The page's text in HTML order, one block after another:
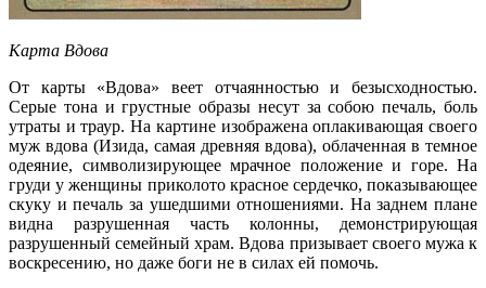
Карта Вдова
От карты «Вдова» веет отчаянностью и безысходностью.
Серые тона и грустные образы несут за собою печаль, боль
утраты и траур. На картине изображена оплакивающая своего
муж вдова (Изида, самая древняя вдова), облаченная в темное
одеяние, символизирующее мрачное положение и горе. На
груди у женщины приколото красное сердечко, показывающее
скуку и печаль за ушедшими отношениями. На заднем плане
видна разрушенная часть колонны, демонстрирующая
разрушенный семейный храм. Вдова призывает своего мужа к
воскресению, но даже боги не в силах ей помочь.